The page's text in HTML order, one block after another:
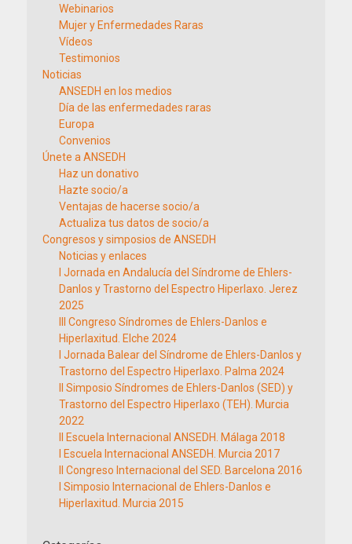
Webinarios
Mujer y Enfermedades Raras
Vídeos
Testimonios
Noticias
ANSEDH en los medios
Día de las enfermedades raras
Europa
Convenios
Únete a ANSEDH
Haz un donativo
Hazte socio/a
Ventajas de hacerse socio/a
Actualiza tus datos de socio/a
Congresos y simposios de ANSEDH
Noticias y enlaces
I Jornada en Andalucía del Síndrome de Ehlers-
Danlos y Trastorno del Espectro Hiperlaxo. Jerez
2025
III Congreso Síndromes de Ehlers-Danlos e
Hiperlaxitud. Elche 2024
I Jornada Balear del Síndrome de Ehlers-Danlos y
Trastorno del Espectro Hiperlaxo. Palma 2024
II Simposio Síndromes de Ehlers-Danlos (SED) y
Trastorno del Espectro Hiperlaxo (TEH). Murcia
2022
II Escuela Internacional ANSEDH. Málaga 2018
I Escuela Internacional ANSEDH. Murcia 2017
II Congreso Internacional del SED. Barcelona 2016
I Simposio Internacional de Ehlers-Danlos e
Hiperlaxitud. Murcia 2015